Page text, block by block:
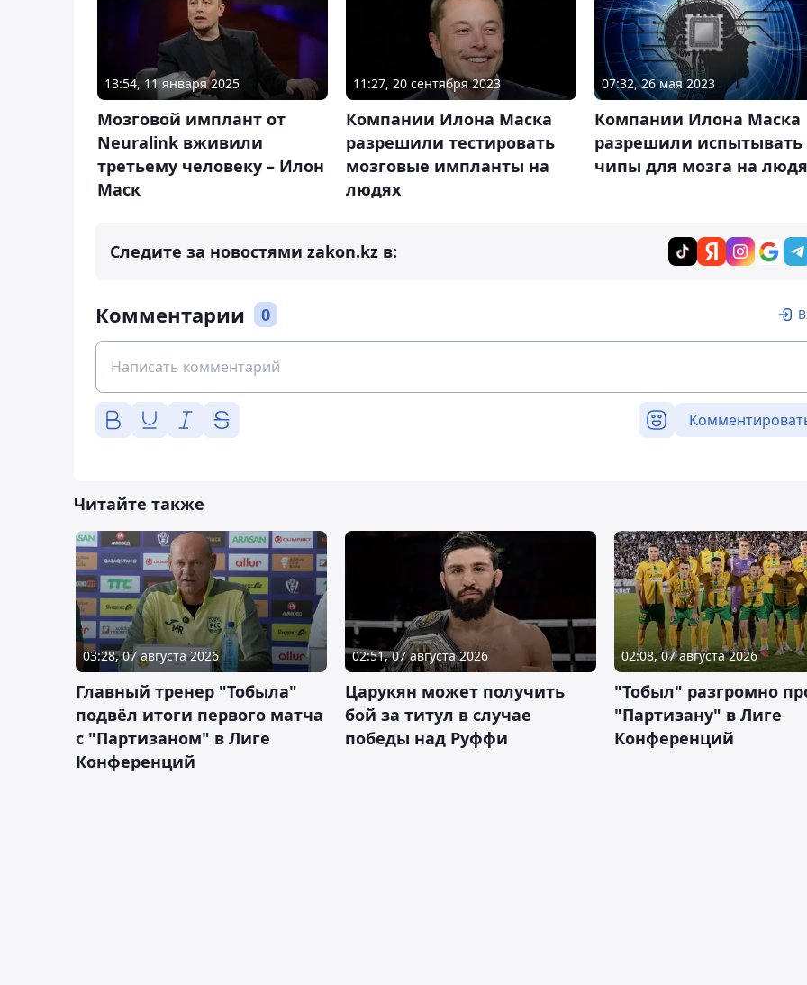
13:54, 11 января 2025
Мозговой имплант от
Neuralink вживили
третьему человеку – Илон
Маск
11:27, 20 сентября 2023
Компании Илона Маска
разрешили тестировать
мозговые импланты на
людях
07:32, 26 мая 2023
Компании Илона Маска
разрешили испытывать
чипы для мозга на
Следите за новостями zakon.kz в:
Комментарии 0
Читайте также
03:28, 07 августа 2026
Главный тренер "Тобыла"
подвёл итоги первого матча
с "Партизаном" в Лиге
Конференций
02:51, 07 августа 2026
Царукян может получить
бой за титул в случае
победы над Руффи
02:08, 07 августа 2026
"Тобыл" разгромно
"Партизану" в Лиге
Конференций